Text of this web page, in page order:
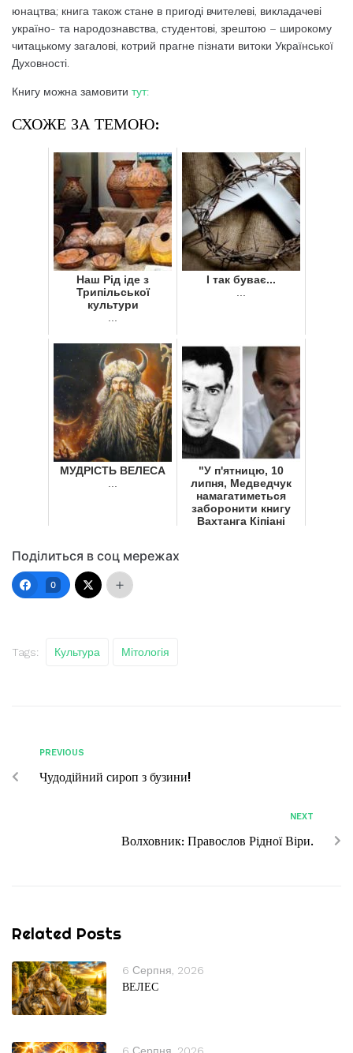
юнацтва; книга також стане в пригоді вчителеві, викладачеві
україно- та народознавства, студентові, зрештою – широкому
читацькому загалові, котрий прагне пізнати витоки Української
Духовності.
Книгу можна замовити тут:
СХОЖЕ ЗА ТЕМОЮ:
Наш Рід іде з
Трипільської
культури
...
І так буває...
...
МУДРІСТЬ ВЕЛЕСА
...
"У п'ятницю, 10
липня, Медведчук
намагатиметься
заборонити книгу
Вахтанга Кіпіані
Поділиться в соц мережах
0
Tags: Культура Мітологія
PREVIOUS
Чудодійний сироп з бузини!
NEXT
Волховник: Правослов Рідної Віри.
Related Posts
6 Серпня, 2026
ВЕЛЕС